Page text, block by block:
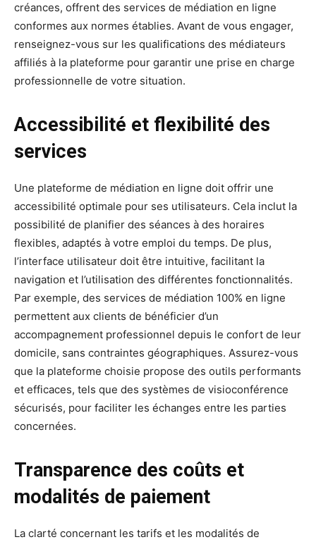
créances, offrent des services de médiation en ligne
conformes aux normes établies. Avant de vous engager,
renseignez-vous sur les qualifications des médiateurs
affiliés à la plateforme pour garantir une prise en charge
professionnelle de votre situation.
Accessibilité et flexibilité des
services
Une plateforme de médiation en ligne doit offrir une
accessibilité optimale pour ses utilisateurs. Cela inclut la
possibilité de planifier des séances à des horaires
flexibles, adaptés à votre emploi du temps. De plus,
l’interface utilisateur doit être intuitive, facilitant la
navigation et l’utilisation des différentes fonctionnalités.
Par exemple, des services de médiation 100% en ligne
permettent aux clients de bénéficier d’un
accompagnement professionnel depuis le confort de leur
domicile, sans contraintes géographiques. Assurez-vous
que la plateforme choisie propose des outils performants
et efficaces, tels que des systèmes de visioconférence
sécurisés, pour faciliter les échanges entre les parties
concernées.
Transparence des coûts et
modalités de paiement
La clarté concernant les tarifs et les modalités de